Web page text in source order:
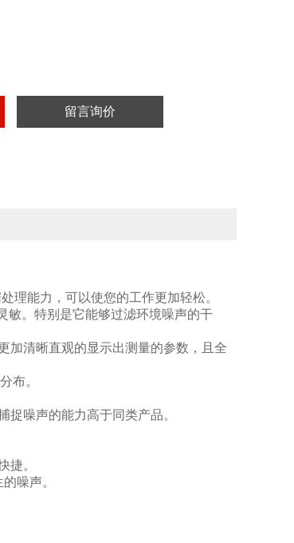
留言询价
理能力，可以使您的工作更加轻松。
敏。特别是它能够过滤环境噪声的干
加清晰直观的显示出测量的参数，且全
布。
噪声的能力高于同类产品。
捷。
噪声。